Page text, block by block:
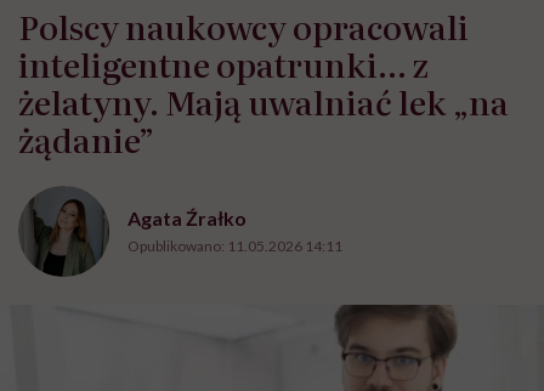
Polscy naukowcy opracowali
inteligentne opatrunki… z
żelatyny. Mają uwalniać lek „na
żądanie”
Agata Źrałko
Opublikowano: 11.05.2026 14:11